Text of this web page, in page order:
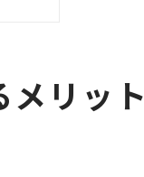
リット